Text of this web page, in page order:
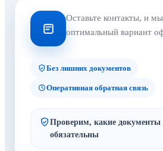
Оставьте контакты, и
оптимальный вариант
Без лишних документов
Оперативная обратная связь
Проверим, какие документы
обязательны